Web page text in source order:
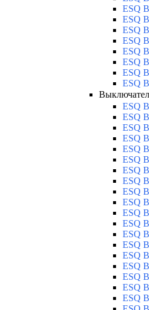
ESQ
ESQ
ESQ
ESQ
ESQ
ESQ
ESQ
ESQ
ESQ
ESQ
ESQ
ESQ
ESQ
ESQ
ESQ
ESQ
ESQ
ESQ
ESQ
ESQ
ESQ
ESQ
ESQ
ESQ
ESQ
ESQ
ESQ